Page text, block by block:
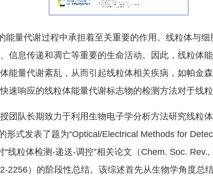
能量代谢过程中承担着至关重要的作用。线粒体与
信息传递和凋亡等重要的生命活动。因此，线粒体
能量代谢紊乱，从而引起线粒体相关疾病，如帕金
速响应的线粒体能量代谢标志物的检测方法对于线
团队长期致力于利用生物电子学分析方法研究线粒
形式发表了题为“Optical/Electrical Methods for
线粒体检测-递送-调控”相关论文（Chem. Soc. Rev.,
2256）的阶段性总结。该综述首先从生物学角度总